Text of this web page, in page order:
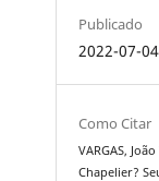
Publicado
2022-07-04
Como Citar
VARGAS,
Chapelier?